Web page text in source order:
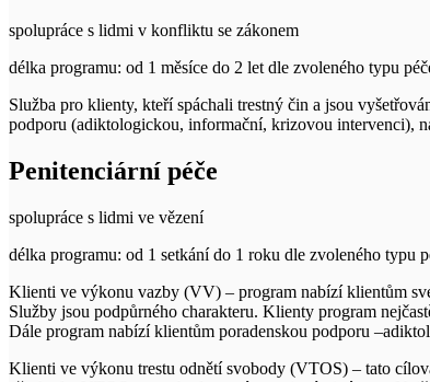
spolupráce s lidmi v konfliktu se zákonem
délka programu: od 1 měsíce do 2 let dle zvoleného typu
Služba pro klienty, kteří spáchali trestný čin a jsou
podporu (adiktologickou, informační, krizovou intervenci),
Penitenciární péče
spolupráce s lidmi ve vězení
délka programu: od 1 setkání do 1 roku dle zvoleného typu
Klienti ve výkonu vazby (VV) – program nabízí klientům
Služby jsou podpůrného charakteru. Klienty program
Dále program nabízí klientům poradenskou podporu
Klienti ve výkonu trestu odnětí svobody (VTOS) – tato